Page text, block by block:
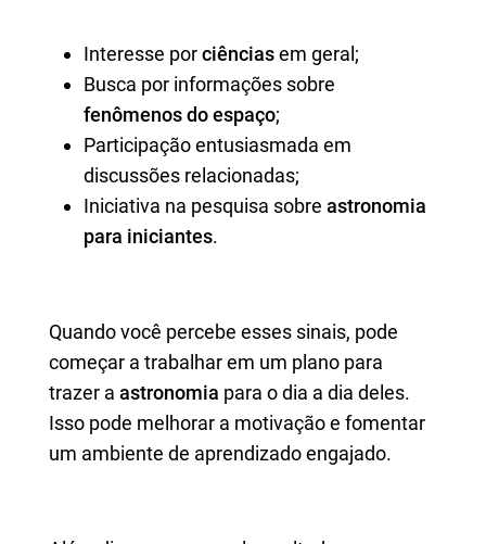
Interesse porciênciasem geral;
Busca por informações sobre
fenômenos do espaço;
Participação entusiasmada em
discussões relacionadas;
Iniciativa na pesquisa sobre astronomia
para iniciantes.
Quando você percebe esses sinais, pode
começar a trabalhar em um plano para
trazer a astronomia para o dia a dia deles.
Isso pode melhorar a motivação e fomentar
um ambiente de aprendizado engajado.